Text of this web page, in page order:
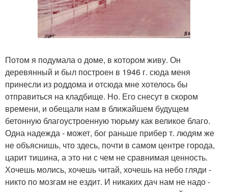
Потом я подумала о доме, в котором живу. Он
деревянный и был построен в 1946 г. сюда меня
принесли из роддома и отсюда мне хотелось бы
отправиться на кладбище. Но. Его снесут в скором
времени, и обещали нам в ближайшем будущем
бетонную благоустроенную тюрьму как великое благо.
Одна надежда - может, бог раньше прибер т. людям же
не объяснишь, что здесь, почти в самом центре города,
царит тишина, а это ни с чем не сравнимая ценность.
Хочешь молись, хочешь читай, хочешь на небо гляди -
никто по мозгам не ездит. И никаких дач нам не надо -